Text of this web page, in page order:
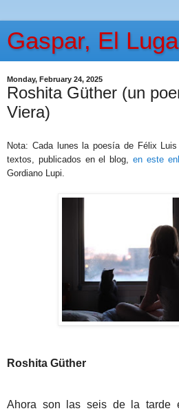
Gaspar, El
Monday, February 24, 2025
Roshita Güther (un
Viera)
Nota: Cada lunes la poesía de Félix
textos, publicados en el blog,en este
Gordiano Lupi.
Roshita Güther
Ahora son las seis de la tarde